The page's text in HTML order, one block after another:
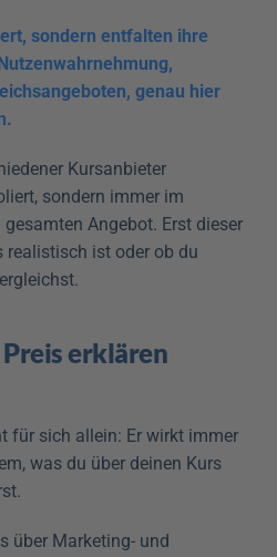
sondern entfalten ihre
genau hier
Kursanbieter
sondern immer im
Angebot. Erst dieser
realistisch ist oder ob du
erklären
für sich allein: Er wirkt immer
was du über deinen Kurs
über Marketing- und